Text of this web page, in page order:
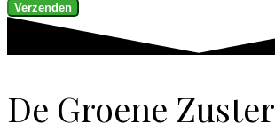
Verzenden
De Groene Zuster